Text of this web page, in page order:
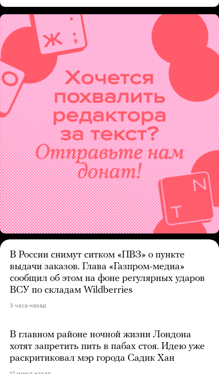
В России снимут ситком «ПВЗ» о пункте
выдачи заказов. Глава «Газпром-медиа»
сообщил об этом на фоне регулярных ударов
ВСУ по складам Wildberries
3 часа назад
В главном районе ночной жизни Лондона
хотят запретить пить в пабах стоя. Идею уже
раскритиковал мэр города Садик Хан